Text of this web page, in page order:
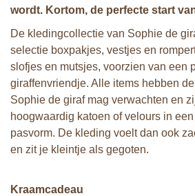
wordt. Kortom, de perfecte start
De kledingcollectie van Sophie de
selectie boxpakjes, vestjes en
slofjes en mutsjes, voorzien van een
giraffenvriendje. Alle items hebben
Sophie de giraf mag verwachten en
hoogwaardig katoen of velours in
pasvorm. De kleding voelt dan ook
en zit je kleintje als gegoten.
Kraamcadeau